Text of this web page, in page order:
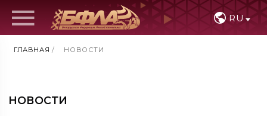
RU
ГЛАВНАЯ / НОВОСТИ
НОВОСТИ